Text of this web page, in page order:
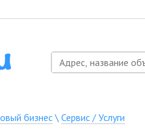
бизнес\ Сервис / Услуги